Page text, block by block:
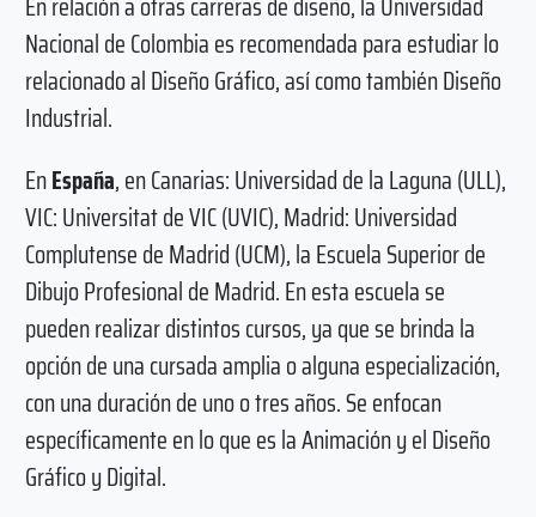
Nacional de Colombia es recomendada para estudiar lo
relacionado al Diseño Gráfico, así como también Diseño
Industrial.
EnEspaña, en Canarias: Universidad de la Laguna (ULL),
VIC: Universitat de VIC (UVIC), Madrid: Universidad
Complutense de Madrid (UCM), la Escuela Superior de
Dibujo Profesional de Madrid. En esta escuela se
pueden realizar distintos cursos, ya que se brinda la
opción de una cursada amplia o alguna especialización,
con una duración de uno o tres años. Se enfocan
específicamente en lo que es la Animación y el Diseño
Gráfico y Digital.